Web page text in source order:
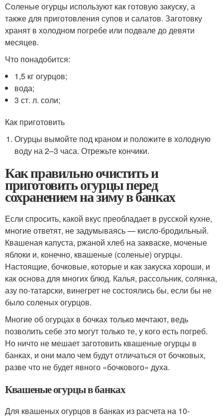
Соленые огурцы используют как готовую закуску, а
также для приготовления супов и салатов. Заготовку
хранят в холодном погребе или подвале до девяти
месяцев.
Что понадобится:
1,5 кг огурцов;
вода;
3 ст. л. соли;
Как приготовить
Огурцы вымойте под краном и положите в холодную
воду на 2–3 часа. Отрежьте кончики.
Как правильно очистить и
приготовить огурцы перед
сохранением на зиму в банках
Если спросить, какой вкус преобладает в русской кухне,
многие ответят, не задумываясь — кисло-бродильный.
Квашеная капуста, ржаной хлеб на закваске, моченые
яблоки и, конечно, квашеные (соленые) огурцы.
Настоящие, бочковые, которые и как закуска хороши, и
как основа для многих блюд. Калья, рассольник, солянка,
азу по-татарски, винегрет не состоялись бы, если бы не
было соленых огурцов.
Многие об огурцах в бочках только мечтают, ведь
позволить себе это могут только те, у кого есть погреб.
Но ничто не мешает заготовить квашеные огурцы в
банках, и они мало чем будут отличаться от бочковых,
разве что не будет явного «бочкового» духа.
Квашеные огурцы в банках
Для квашеных огурцов в банках из расчета на 10-